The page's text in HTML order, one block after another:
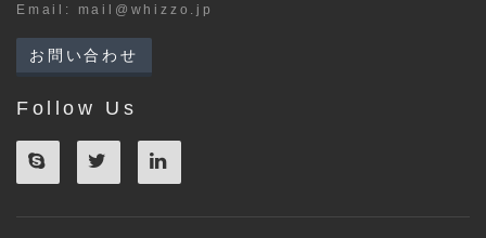
Email: mail@whizzo.jp
お問い合わせ
Follow Us